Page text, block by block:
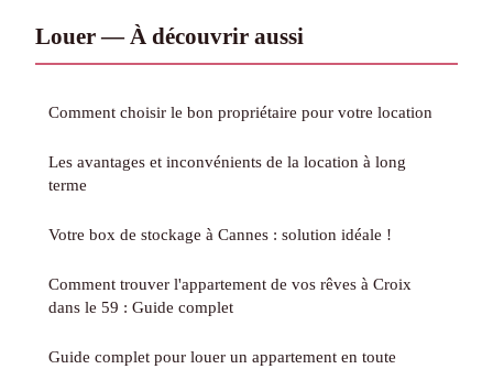
Louer — À découvrir aussi
Comment choisir le bon propriétaire pour votre location
Les avantages et inconvénients de la location à long
terme
Votre box de stockage à Cannes : solution idéale !
Comment trouver l'appartement de vos rêves à Croix
dans le 59 : Guide complet
Guide complet pour louer un appartement en toute